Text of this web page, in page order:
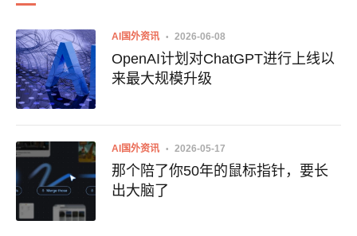
AI国外资讯 2026-06-08
OpenAI计划对ChatGPT进行上线以
来最大规模升级
AI国外资讯 2026-05-17
那个陪了你50年的鼠标指针，要长
出大脑了